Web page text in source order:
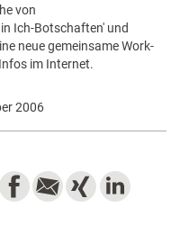
von
Ich-Botschaften' und
neue gemeinsame Work-
im Internet.
2006